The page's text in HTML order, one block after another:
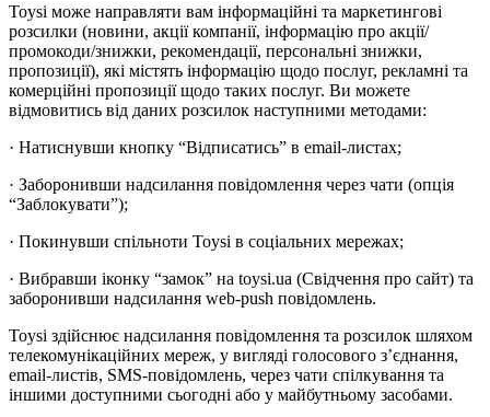
Toysi може направляти вам інформаційні та маркетингові
розсилки (новини, акції компанії, інформацію про акції/
промокоди/знижки, рекомендації, персональні знижки,
пропозиції), які містять інформацію щодо послуг, рекламні та
комерційні пропозиції щодо таких послуг. Ви можете
відмовитись від даних розсилок наступними методами:
· Натиснувши кнопку “Відписатись” в email-листах;
· Заборонивши надсилання повідомлення через чати (опція
“Заблокувати”);
· Покинувши спільноти Toysi в соціальних мережах;
· Вибравши іконку “замок” на toysi.ua (Свідчення про сайт) та
заборонивши надсилання web-push повідомлень.
Toysi здійснює надсилання повідомлення та розсилок шляхом
телекомунікаційних мереж, у вигляді голосового з’єднання,
email-листів, SMS-повідомлень, через чати спілкування та
іншими доступними сьогодні або у майбутньому засобами.